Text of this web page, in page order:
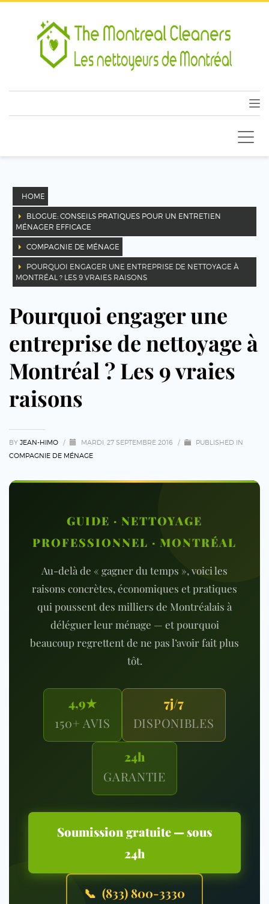
HOME
BLOGUE: CONSEILS PRATIQUES POUR UN ENTRETIEN
MÉNAGER EFFICACE
COMPAGNIE DE MÉNAGE
POURQUOI ENGAGER UNE ENTREPRISE DE NETTOYAGE À
MONTRÉAL ? LES 9 VRAIES RAISONS
Pourquoi engager une
entreprise de nettoyage à
Montréal ? Les 9 vraies
raisons
BY JEAN-HIMO / MARDI, 27 SEPTEMBRE 2016 /
PUBLISHED IN
COMPAGNIE DE MÉNAGE
GUIDE · NETTOYAGE
PROFESSIONNEL · MONTRÉAL
Au-delà de « gagner du temps », voici les
raisons concrètes, économiques et pratiques
qui poussent des milliers de Montréalais à
déléguer leur ménage — et pourquoi
beaucoup regrettent de ne pas l’avoir fait plus
tôt.
4,9★
150+ AVIS
7j/7
DISPONIBLES
24h
GARANTIE
Soumission gratuite — sous
24h
📞 (833) 800-3330